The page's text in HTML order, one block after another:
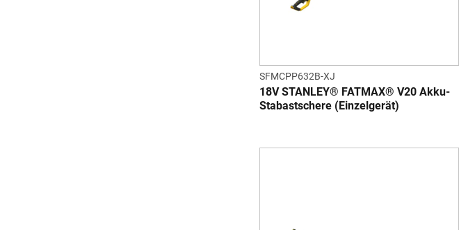
SFMCPP632B-XJ
18V STANLEY® FATMAX® V20 Akku-
Stabastschere (Einzelgerät)